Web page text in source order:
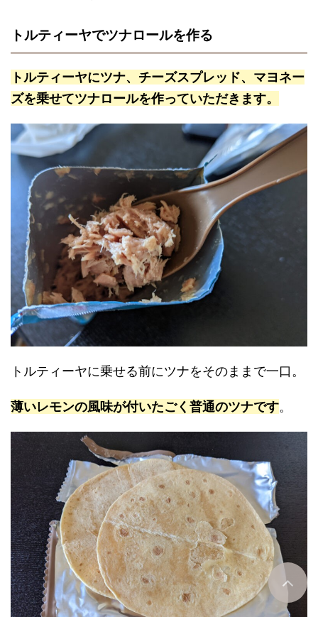
トルティーヤでツナロールを作る
トルティーヤにツナ、チーズスプレッド、マヨネー
ズを乗せてツナロールを作っていただきます。
トルティーヤに乗せる前にツナをそのままで一口。
薄いレモンの風味が付いたごく普通のツナです。